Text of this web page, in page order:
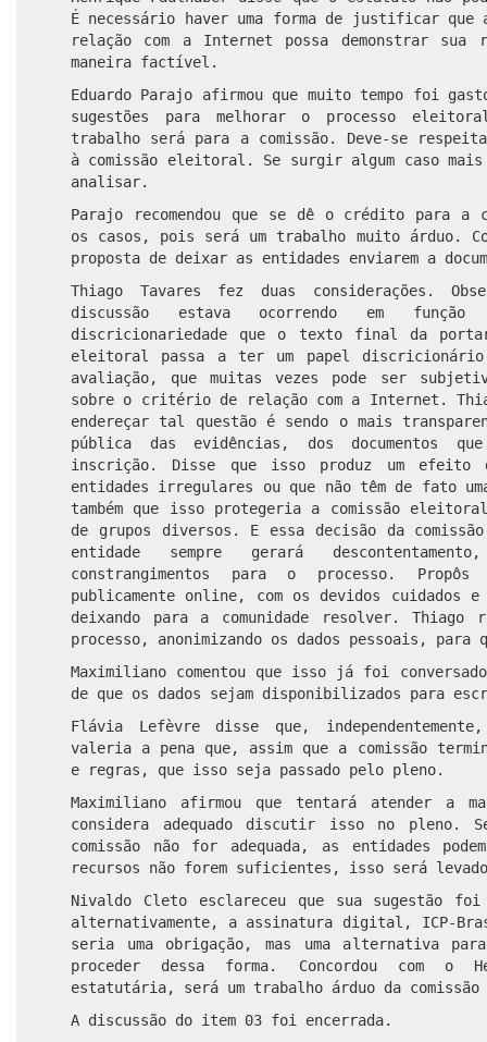
É necessário haver uma forma de justificar que
relação com a Internet possa demonstrar
maneira factível.
Eduardo Parajo afirmou que muito tempo foi
sugestões para melhorar o processo
trabalho será para a comissão. Deve-se
à comissão eleitoral. Se surgir algum caso
analisar.
Parajo recomendou que se dê o crédito para
os casos, pois será um trabalho muito árduo.
proposta de deixar as entidades enviarem a
Thiago Tavares fez duas considerações.
discussão estava ocorrendo em
discricionariedade que o texto final da
eleitoral passa a ter um papel discricionário
avaliação, que muitas vezes pode ser
sobre o critério de relação com a Internet.
endereçar tal questão é sendo o mais
pública das evidências, dos documentos que
inscrição. Disse que isso produz um efeito
entidades irregulares ou que não têm de fato
também que isso protegeria a comissão
de grupos diversos. E essa decisão da
entidade sempre gerará
constrangimentos para o processo.
publicamente online, com os devidos cuidados
deixando para a comunidade resolver. Thiago
processo, anonimizando os dados pessoais,
Maximiliano comentou que isso já foi
de que os dados sejam disponibilizados para
Flávia Lefèvre disse que,
valeria a pena que, assim que a comissão
e regras, que isso seja passado pelo pleno.
Maximiliano afirmou que tentará atender a
considera adequado discutir isso no pleno.
comissão não for adequada, as entidades
recursos não forem suficientes, isso será
Nivaldo Cleto esclareceu que sua sugestão
alternativamente, a assinatura digital, ICP-
seria uma obrigação, mas uma alternativa
proceder dessa forma. Concordou com o
estatutária, será um trabalho árduo da
A discussão do item 03 foi encerrada.